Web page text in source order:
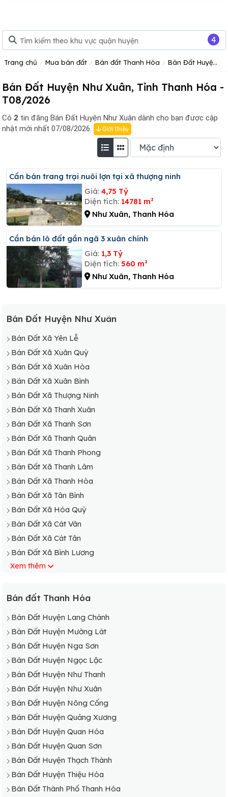
Trang chủ Mua bán đất Bán đất Thanh Hóa Bán Đất Huyện Như Xuân Tỉnh Thanh Hóa
Bán Đất Huyện Như Xuân, Tỉnh Thanh Hóa -
T08/2026
Có 2 tin đăng Bán Đất Huyện Như Xuân dành cho bạn được cập
nhật mới nhất 07/08/2026.
Giới thiệu
Cần bán trang trại nuôi lợn tại xã thượng ninh
Giá: 4,75 Tỷ
Diện tích: 14781 m²
Như Xuân, Thanh Hóa
Cần bán lô đất gần ngã 3 xuân chính
Giá: 1,3 Tỷ
Diện tích: 560 m²
Như Xuân, Thanh Hóa
Bán Đất Huyện Như Xuân
Bán Đất Xã Yên Lễ
Bán Đất Xã Xuân Quỳ
Bán Đất Xã Xuân Hòa
Bán Đất Xã Xuân Bình
Bán Đất Xã Thượng Ninh
Bán Đất Xã Thanh Xuân
Bán Đất Xã Thanh Sơn
Bán Đất Xã Thanh Quân
Bán Đất Xã Thanh Phong
Bán Đất Xã Thanh Lâm
Bán Đất Xã Thanh Hòa
Bán Đất Xã Tân Bình
Bán Đất Xã Hóa Quỳ
Bán Đất Xã Cát Vân
Bán Đất Xã Cát Tân
Bán Đất Xã Bình Lương
Bán Đất Xã Bãi Trành
Xem thêm
Bán đất Thanh Hóa
Bán Đất Huyện Lang Chánh
Bán Đất Huyện Mường Lát
Bán Đất Huyện Nga Sơn
Bán Đất Huyện Ngọc Lặc
Bán Đất Huyện Như Thanh
Bán Đất Huyện Như Xuân
Bán Đất Huyện Nông Cống
Bán Đất Huyện Quảng Xương
Bán Đất Huyện Quan Hóa
Bán Đất Huyện Quan Sơn
Bán Đất Huyện Thạch Thành
Bán Đất Huyện Thiệu Hóa
Bán Đất Thành Phố Thanh Hóa
4